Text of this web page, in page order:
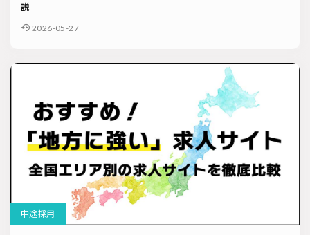
説
2026-05-27
中途採用